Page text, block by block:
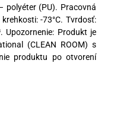
polyéter (PU). Pracovná
-73°C. Tvrdosť:
Upozornenie: Produkt je
(CLEAN ROOM) s
produktu po otvorení